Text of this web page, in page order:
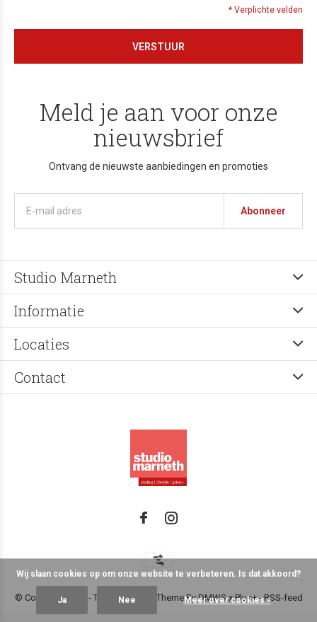
* Verplichte velden
VERSTUUR
Meld je aan voor onze
nieuwsbrief
Ontvang de nieuwste aanbiedingen en promoties
Abonneer
Studio Marneth
Informatie
Locaties
Contact
© Copyright2026 - Theme RePos - Theme ByDMWSxPlus+-RSS-feed
Wij slaan cookies op om onze website te verbeteren. Is dat akkoord?
Ja Nee Meer over cookies »